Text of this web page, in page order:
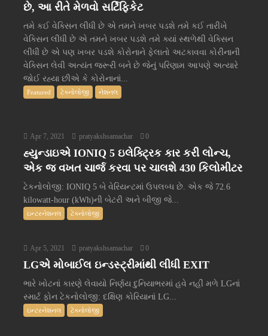
છે, આ રીતે મેળવો સર્ટિફિકેટ
તમે કઈ વેક્સિન લીધી છે એ તમને ખબર પડશે તમે કઈ તારીખે
વેક્સિન લીધી છે એ તમને ખબર પડશે તમે ક્યાં સ્થળેથી વેક્સિન
લીધી છે એ પણ ખબર પડશે કોરોનાને ફેલાતો અટકાવવા કોરીનાની
વેક્સિન લેવી અત્યંત જરૂરી બને છે જેનું પરિણામ આપણે અત્યારે
જોઈ રહ્યા છીએ કે કોરોનાનાં...
Featured ટેક્નોલોજી નેશનલ
Apr 7, 2021 pratyakshsamachar 0
હ્યુન્ડાઇએ IONIQ 5 ઇલેક્ટ્રિક કાર કરી લોન્ચ,
એક જ વખત ચાર્જ કરવા પર ચાલશે 430 કિલોમીટર
ટેકનોલોજી: IONIQ 5 બે વેરિયન્ટમાં ઉપલબ્ધ છે. એક જે 72.6
kilowatt-hour (kWh)ની બેટરી અને બીજી જે...
ઇન્ટરનેશનલ ટેક્નોલોજી
Apr 5, 2021 pratyakshsamachar 0
LGએ મોબાઈલ ઇન્ડસ્ટ્રીમાંથી લીધી EXIT
ભારે ખોટનાં કારણે લેવાયો નિર્ણય દુનિયાભરમાં હવે નહીં મળે LGનાં
સ્માર્ટ ફોન ટેકનોલોજી: દક્ષિણ કોરિયાનાં LG...
ઇન્ટરનેશનલ ટેક્નોલોજી